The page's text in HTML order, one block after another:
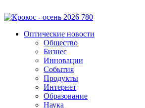
Оптические новости
Общество
Бизнес
Инновации
События
Продукты
Интернет
Образование
Наука